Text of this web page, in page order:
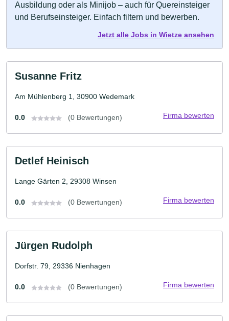
Ausbildung oder als Minijob – auch für Quereinsteiger
und Berufseinsteiger. Einfach filtern und bewerben.
Jetzt alle Jobs in Wietze ansehen
Susanne Fritz
Am Mühlenberg 1, 30900 Wedemark
0.0 (0 Bewertungen) Firma bewerten
Detlef Heinisch
Lange Gärten 2, 29308 Winsen
0.0 (0 Bewertungen) Firma bewerten
Jürgen Rudolph
Dorfstr. 79, 29336 Nienhagen
0.0 (0 Bewertungen) Firma bewerten